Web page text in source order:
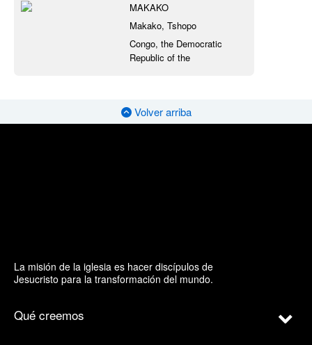
MAKAKO
Makako, Tshopo
Congo, the Democratic
Republic of the
Volver arriba
La misión de la iglesia es hacer discípulos de
Jesucristo para la transformación del mundo.
Qué creemos